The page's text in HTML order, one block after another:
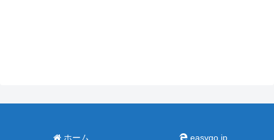
ホーム easygo.jp